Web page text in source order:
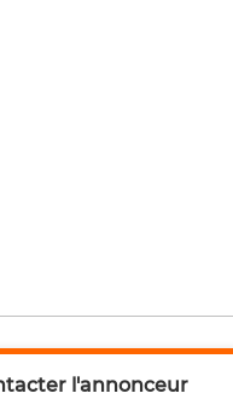
l'annonceur